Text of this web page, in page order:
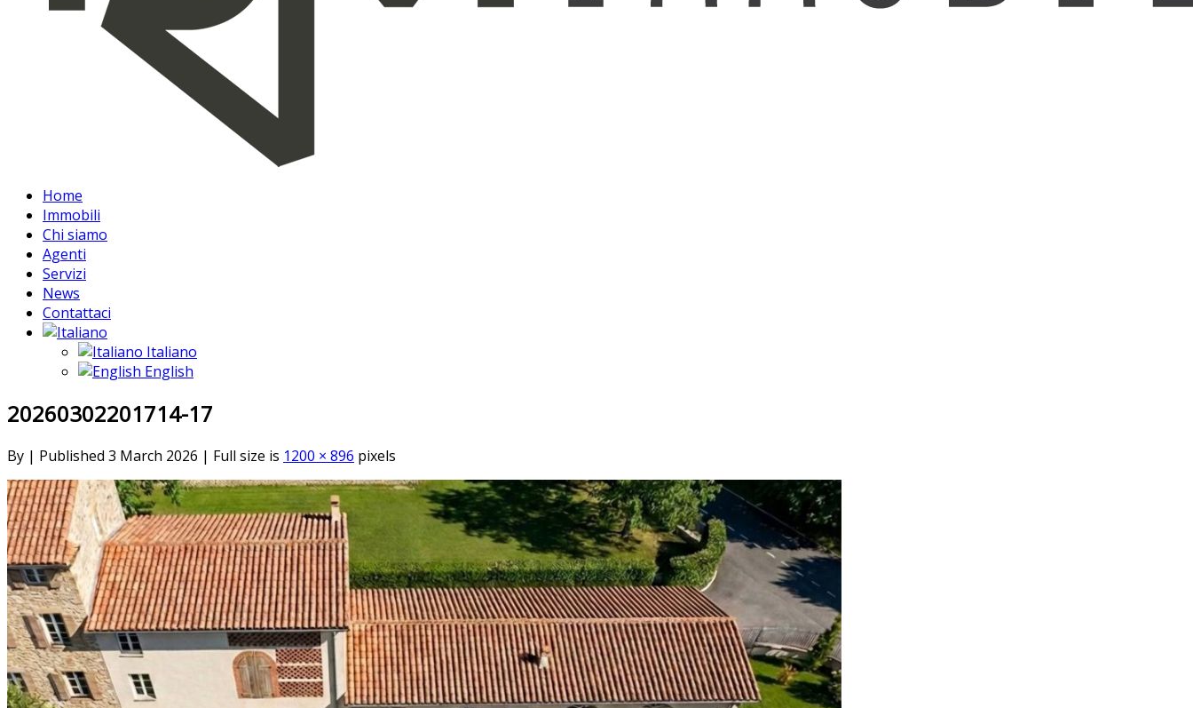
Home
Immobili
Chi siamo
Agenti
Servizi
News
Contattaci
Italiano
English
20260302201714-17
By | Published 3 March 2026 | Full size is 1200 × 896 pixels